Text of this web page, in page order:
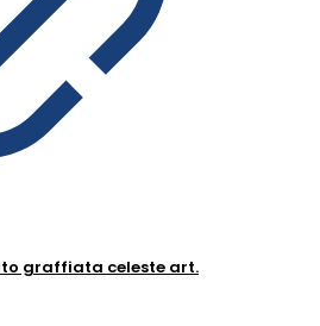
graffiata celeste art.